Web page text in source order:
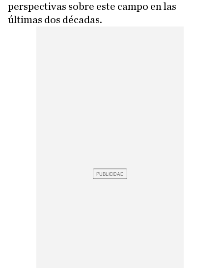
perspectivas sobre este campo en las
últimas dos décadas.